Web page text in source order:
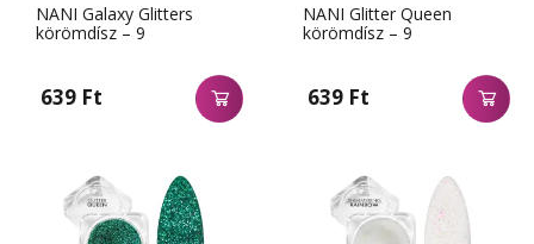
NANI Galaxy Glitters
körömdísz – 9
639 Ft
NANI Glitter Queen
körömdísz – 9
639 Ft